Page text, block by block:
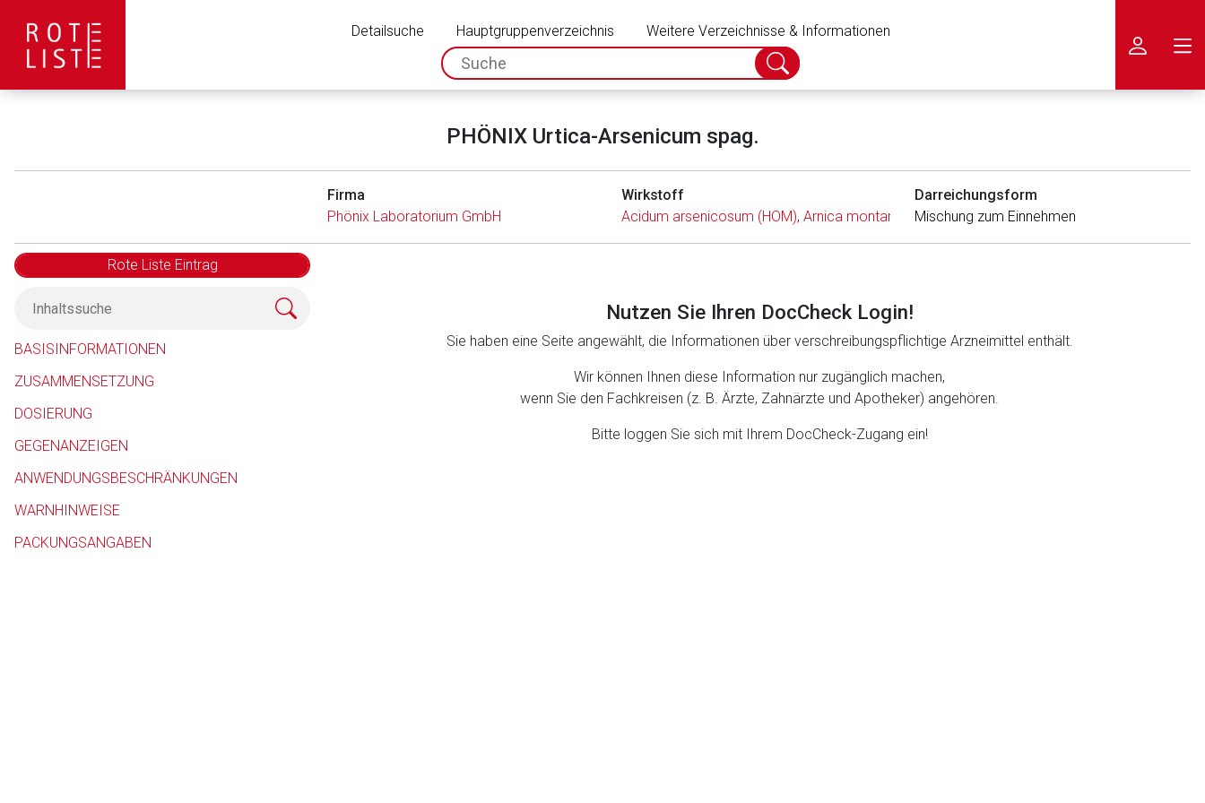
Detailsuche Hauptgruppenverzeichnis
Weitere Verzeichnisse & Informationen
spc.search.input.placeholder
Suche
abschicken
PHÖNIX Urtica-Arsenicum spag.
Firma
Phönix Laboratorium GmbH
Wirkstoff
Acidum arsenicosum (HOM), Arnica montana (HOM),Aurum chloratum (HOM)
Darreichungsform
Mischung zum Einnehmen
Rote Liste Eintrag
BASISINFORMATIONEN
ZUSAMMENSETZUNG
DOSIERUNG
GEGENANZEIGEN
ANWENDUNGSBESCHRÄNKUNGEN
WARNHINWEISE
PACKUNGSANGABEN
Nutzen Sie Ihren DocCheck Login!
Sie haben eine Seite angewählt, die Informationen über verschreibungspflichtige Arzneimittel enthält.
Wir können Ihnen diese Information nur zugänglich machen,
wenn Sie den Fachkreisen (z. B. Ärzte, Zahnärzte und Apotheker) angehören.
Bitte loggen Sie sich mit Ihrem DocCheck-Zugang ein!
Aufruf einer externen Seite
Der von Ihnen aufgerufene Link öffnet eine externe Web-Seite. Für die Inhalte der externen Web-Seite ist deren